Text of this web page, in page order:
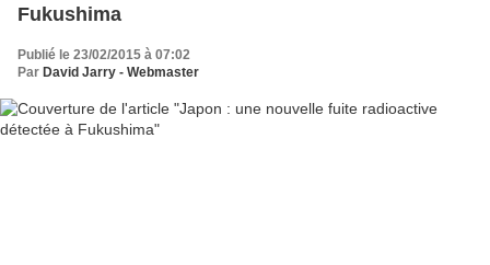
Fukushima
Publié le 23/02/2015 à 07:02
Par David Jarry - Webmaster